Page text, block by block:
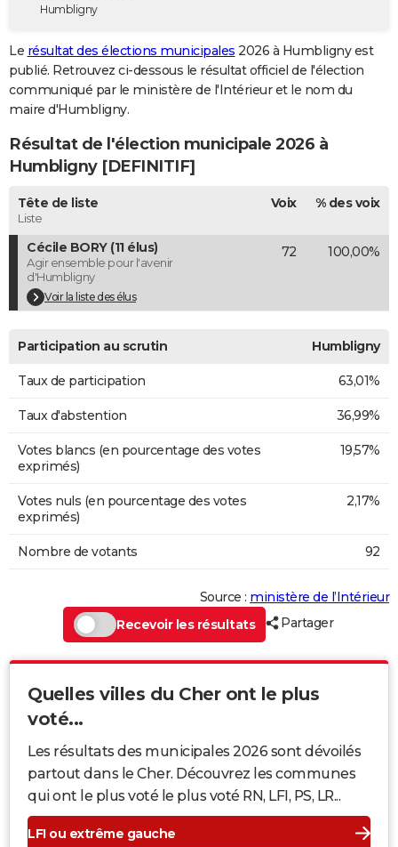
Destinations
City break
Voyage nature
Voyage de noces
Forum
GUIDES D'ACHAT
BONS PLANS
Carte de Noël
Carte Bonne année
Carte Saint-Valentin
Carte Pâques
Carte d'anniversaire
DICTIONNAIRE
Dictionnaire
Biographies
Citations
Expressions
Proverbes
PROGRAMME TV
COPAINS D'AVANT
S'inscrire
Se connecter
Lycées
Collèges
Primaires
Universités
Entreprises
Service militaire
Avis de recherche
AVIS DE DÉCÈS
FORUM
Bricolage
Lifestyle
Culture
Sport
Auto
Television
Voyage
Cinema
Humbligny
Le résultat des élections municipales 2026 à Humbligny est
publié. Retrouvez ci-dessous le résultat officiel de l'élection
communiqué par le ministère de l'Intérieur et le nom du
maire d'Humbligny.
Résultat de l'élection municipale 2026 à
Humbligny [DEFINITIF]
Tête de liste
Liste
Voix % des voix
Cécile BORY (11 élus)
Agir ensemble pour l'avenir
d'Humbligny
Voir la liste des élus
72 100,00%
Participation au scrutin Humbligny
Taux de participation 63,01%
Taux d'abstention 36,99%
Votes blancs (en pourcentage des votes
exprimés)
19,57%
Votes nuls (en pourcentage des votes
exprimés)
2,17%
Nombre de votants 92
Source : ministère de l’Intérieur
Recevoir les résultats
Partager
Quelles villes du Cher ont le plus
voté...
Les résultats des municipales 2026 sont dévoilés
partout dans le Cher. Découvrez les communes
qui ont le plus voté le plus voté RN, LFI, PS, LR...
LFI ou extrême gauche